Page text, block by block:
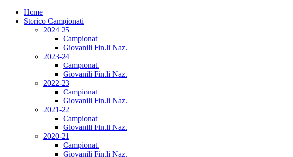
Home
Storico Campionati
2024-25
Campionati
Giovanili Fin.li Naz.
2023-24
Campionati
Giovanili Fin.li Naz.
2022-23
Campionati
Giovanili Fin.li Naz.
2021-22
Campionati
Giovanili Fin.li Naz.
2020-21
Campionati
Giovanili Fin.li Naz.